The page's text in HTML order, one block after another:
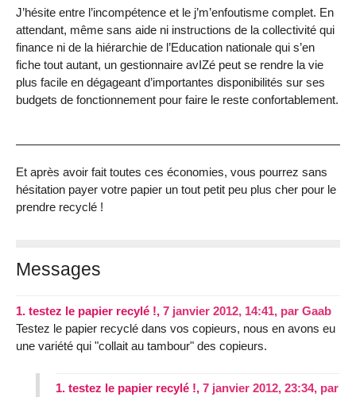
J’hésite entre l’incompétence et le j’m’enfoutisme complet. En
attendant, même sans aide ni instructions de la collectivité qui
finance ni de la hiérarchie de l’Education nationale qui s’en
fiche tout autant, un gestionnaire avIZé peut se rendre la vie
plus facile en dégageant d’importantes disponibilités sur ses
budgets de fonctionnement pour faire le reste confortablement.
Et après avoir fait toutes ces économies, vous pourrez sans
hésitation payer votre papier un tout petit peu plus cher pour le
prendre recyclé !
Messages
1. testez le papier recylé !, 7 janvier 2012, 14:41, par Gaab
Testez le papier recyclé dans vos copieurs, nous en avons eu
une variété qui "collait au tambour" des copieurs.
1. testez le papier recylé !, 7 janvier 2012, 23:34, par